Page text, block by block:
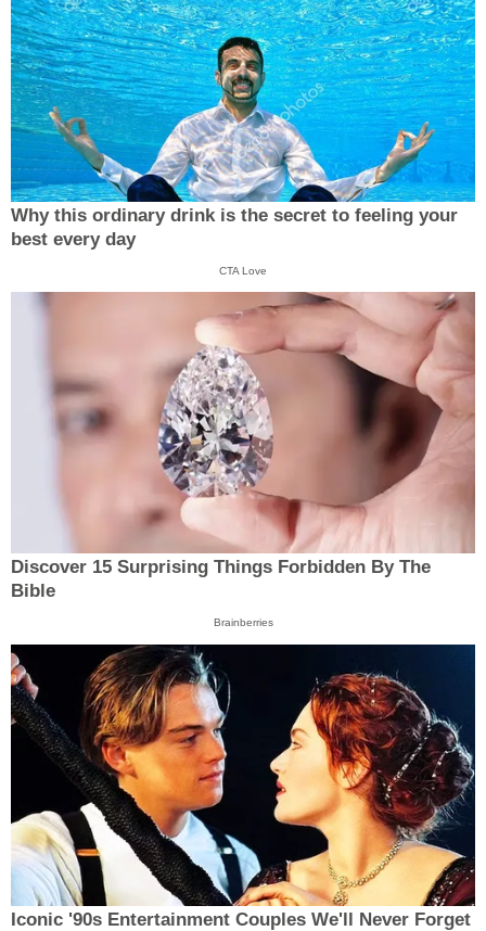
Why this ordinary drink is the secret to feeling your
best every day
CTA Love
Discover 15 Surprising Things Forbidden By The
Bible
Brainberries
Iconic '90s Entertainment Couples We'll Never Forget